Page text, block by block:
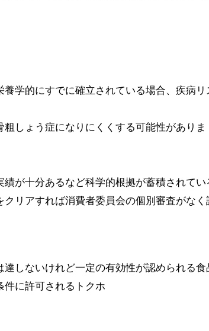
学的にすでに確立されている場合、疾病リ
しょう症になりにくくする可能性がありま
が十分あるなど科学的根拠が蓄積されてい
リアすれば消費者委員会の個別審査がなく
しないけれど一定の有効性が認められる食
件に許可されるトクホ